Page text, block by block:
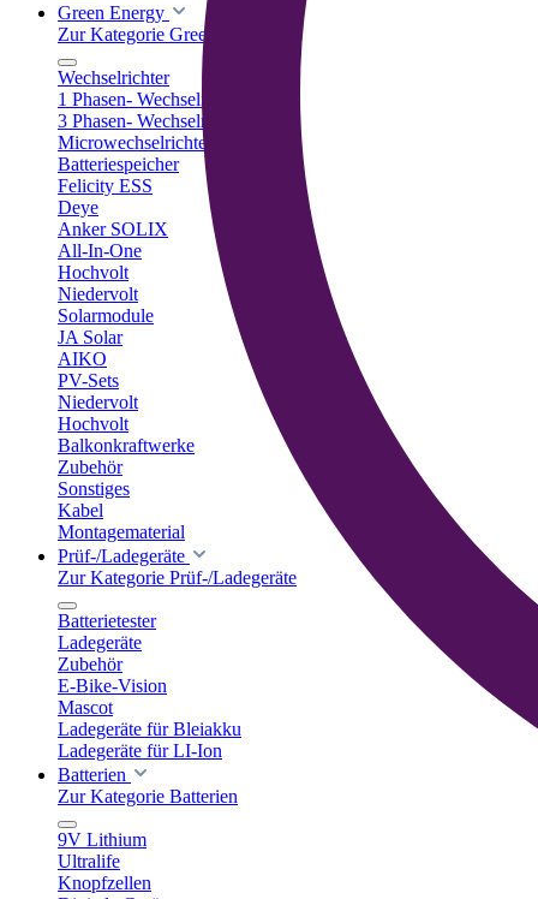
Green Energy
Zur Kategorie Green Energy
Wechselrichter
1 Phasen- Wechselrichter
3 Phasen- Wechselrichter
Microwechselrichter
Batteriespeicher
Felicity ESS
Deye
Anker SOLIX
All-In-One
Hochvolt
Niedervolt
Solarmodule
JA Solar
AIKO
PV-Sets
Niedervolt
Hochvolt
Balkonkraftwerke
Zubehör
Sonstiges
Kabel
Montagematerial
Prüf-/Ladegeräte
Zur Kategorie Prüf-/Ladegeräte
Batterietester
Ladegeräte
Zubehör
E-Bike-Vision
Mascot
Ladegeräte für Bleiakku
Ladegeräte für LI-Ion
Batterien
Zur Kategorie Batterien
9V Lithium
Ultralife
Knopfzellen